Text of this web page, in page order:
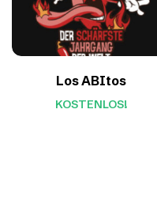
Los ABItos
KOSTENLOS!